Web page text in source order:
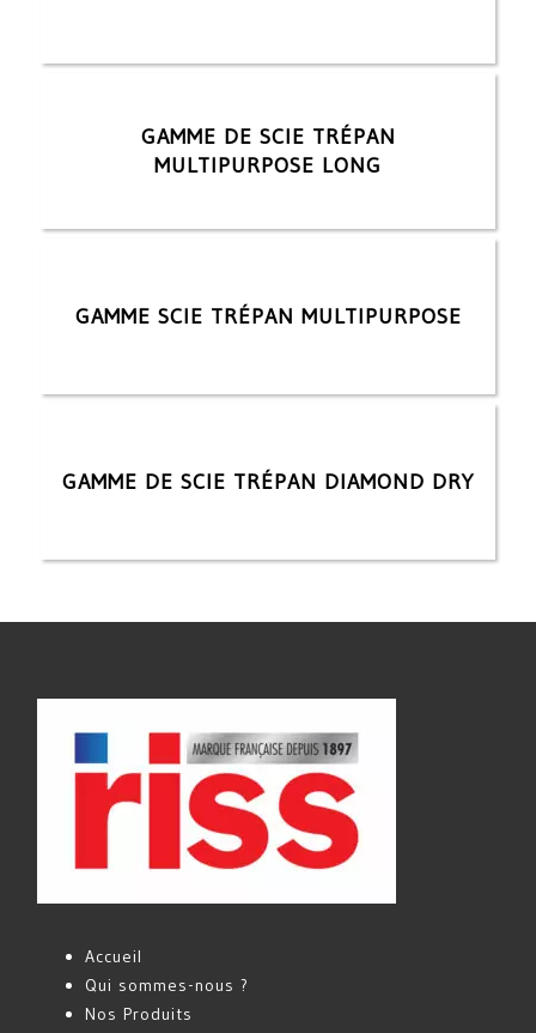
GAMME DE SCIE TRÉPAN
MULTIPURPOSE LONG
GAMME SCIE TRÉPAN MULTIPURPOSE
GAMME DE SCIE TRÉPAN DIAMOND DRY
Accueil
Qui sommes-nous ?
Nos Produits